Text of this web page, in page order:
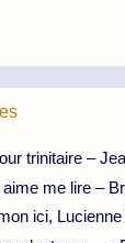
trinitaire –
aime me lire –
ici,